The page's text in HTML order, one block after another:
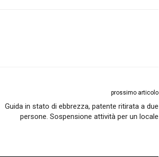
prossimo articolo
Guida in stato di ebbrezza, patente ritirata a due
persone. Sospensione attività per un locale